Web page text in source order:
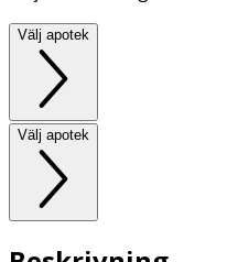
Välj apotek
Välj apotek